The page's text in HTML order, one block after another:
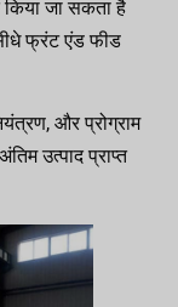
जा सकता है
फ्रंट एंड फीड
और प्रोग्राम
उत्पाद प्राप्त